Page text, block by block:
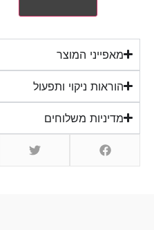
מאפייני המוצר
הוראות ניקוי ותפעול
מדיניות משלוחים